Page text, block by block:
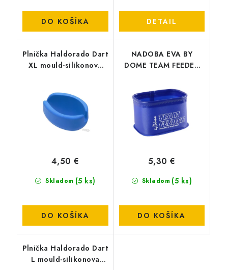
DO KOŠÍKA DETAIL
Plnička Haldorado Dart
XL mould-silikonova
Skladom (5 ks)
4,50 €
DO KOŠÍKA
NADOBA EVA BY
DOME TEAM FEEDER
Skladom (5 ks)
5,30 €
DO KOŠÍKA
Plnička Haldorado Dart
L mould-silikonova